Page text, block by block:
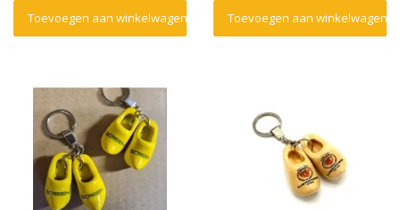
Toevoegen aan winkelwagen Toevoegen aan winkelwagen